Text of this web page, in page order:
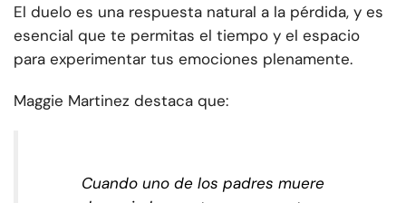
El duelo es una respuesta natural a la pérdida, y es
esencial que te permitas el tiempo y el espacio
para experimentar tus emociones plenamente.
Maggie Martinez destaca que:
Cuando uno de los padres muere